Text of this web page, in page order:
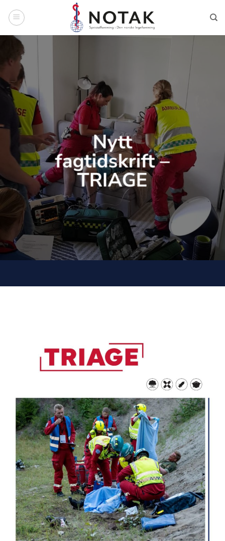
Nytt
fagtidskrift –
TRIAGE